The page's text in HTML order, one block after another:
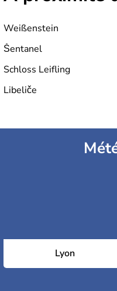
Weißenstein
Šentanel
Schloss Leifling
Libeliče
Lyon